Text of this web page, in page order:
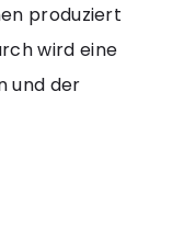
produziert
wird eine
und der